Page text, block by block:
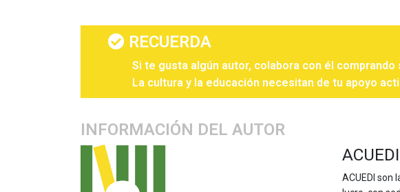
RECUERDA
Si te gusta algún autor, colabora con él comprando
La cultura y la educación necesitan de tu apoyo
INFORMACIÓN DEL AUTOR
ACUEDI
ACUEDI son